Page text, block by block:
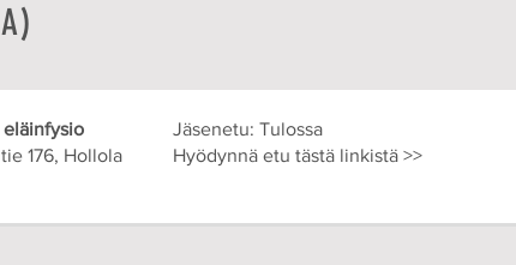
176, Hollola
Jäsenetu: Tulossa
Hyödynnä etu tästä linkistä >>